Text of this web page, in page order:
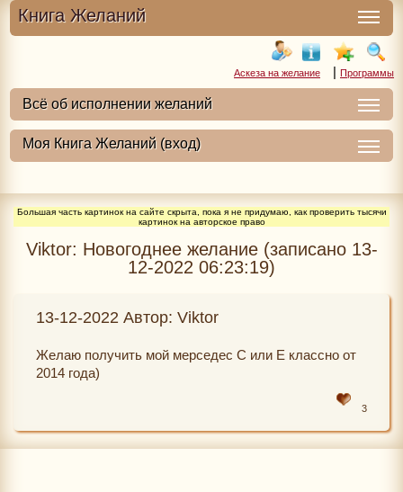
Книга Желаний
Аскеза на желание | Программы
Большая часть картинок на сайте скрыта, пока я не придумаю, как проверить тысячи
картинок на авторское право
Viktor: Новогоднее желание (записано 13-
12-2022 06:23:19)
13-12-2022 Автор: Viktor
Желаю получить мой мерседес С или Е классно от
2014 года)
3